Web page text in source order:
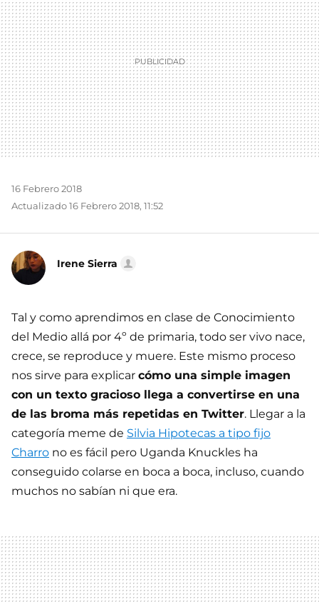
16 Febrero 2018
Actualizado 16 Febrero 2018, 11:52
Irene Sierra
Tal y como aprendimos en clase de Conocimiento
del Medio allá por 4º de primaria, todo ser vivo nace,
crece, se reproduce y muere. Este mismo proceso
nos sirve para explicar cómo una simple imagen
con un texto gracioso llega a convertirse en una
de las broma más repetidas en Twitter. Llegar a la
categoría meme de Silvia Hipotecas a tipo fijo
Charro no es fácil pero Uganda Knuckles ha
conseguido colarse en boca a boca, incluso, cuando
muchos no sabían ni que era.